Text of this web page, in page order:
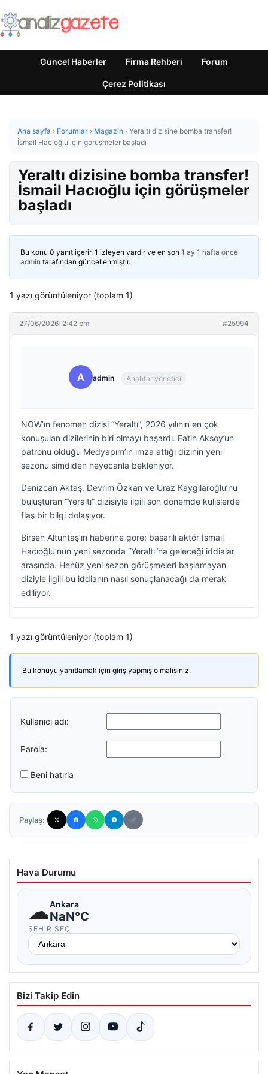
Güncel Haberler Firma Rehberi Forum
Çerez Politikası
Ana sayfa › Forumlar › Magazin › Yeraltı dizisine bomba transfer!
İsmail Hacıoğlu için görüşmeler başladı
Yeraltı dizisine bomba transfer!
İsmail Hacıoğlu için görüşmeler
başladı
Bu konu 0 yanıt içerir, 1 izleyen vardır ve en son 1 ay 1 hafta önce
admin tarafından güncellenmiştir.
1 yazı görüntüleniyor (toplam 1)
27/06/2026: 2:42 pm #25994
A admin Anahtar yönetici
NOW’ın fenomen dizisi “Yeraltı”, 2026 yılının en çok
konuşulan dizilerinin biri olmayı başardı. Fatih Aksoy’un
patronu olduğu Medyapım’ın imza attığı dizinin yeni
sezonu şimdiden heyecanla bekleniyor.
Denizcan Aktaş, Devrim Özkan ve Uraz Kaygılaroğlu’nu
buluşturan “Yeraltı” dizisiyle ilgili son dönemde kulislerde
flaş bir bilgi dolaşıyor.
Birsen Altuntaş’ın haberine göre; başarılı aktör İsmail
Hacıoğlu’nun yeni sezonda “Yeraltı”na geleceği iddialar
arasında. Henüz yeni sezon görüşmeleri başlamayan
diziyle ilgili bu iddianın nasıl sonuçlanacağı da merak
ediliyor.
1 yazı görüntüleniyor (toplam 1)
Bu konuyu yanıtlamak için giriş yapmış olmalısınız.
Kullanıcı adı:
Parola:
Beni hatırla
Paylaş:
Hava Durumu
☁Ankara
NaN°C
ŞEHIR SEÇ
Bizi Takip Edin